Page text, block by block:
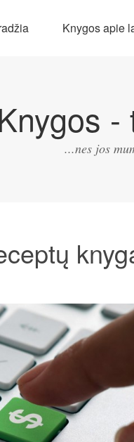
Knygos apie
...nes jos